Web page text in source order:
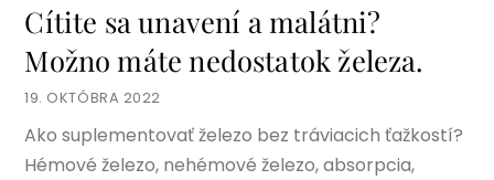
19. OKTÓBRA 2022
Cítite sa unavení a malátni?
Možno máte nedostatok železa.
Ako suplementovať železo bez tráviacich ťažkostí?
Hémové železo, nehémové železo, absorpcia,